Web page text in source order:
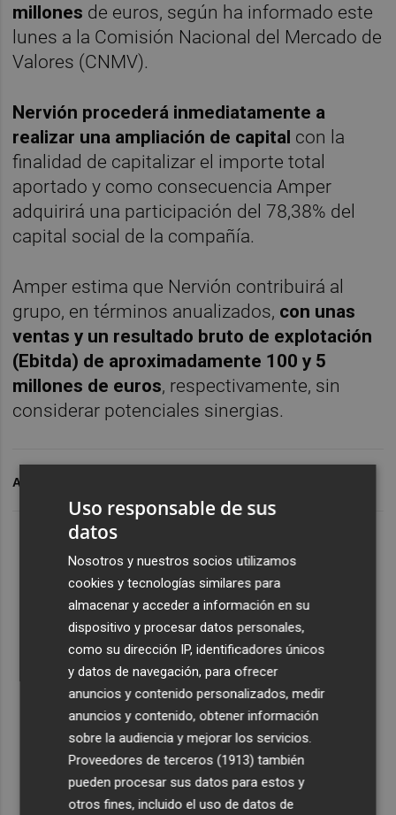
millones de euros, según ha informado este
lunes a la Comisión Nacional del Mercado de
Valores (CNMV).
Nervión procederá inmediatamente a
realizar una ampliación de capital con la
finalidad de capitalizar el importe total
aportado y como consecuencia Amper
adquirirá una participación del 78,38% del
capital social de la compañía.
Amper estima que Nervión contribuirá al
grupo, en términos anualizados, con unas
ventas y un resultado bruto de explotación
(Ebitda) de aproximadamente 100 y 5
millones de euros, respectivamente, sin
considerar potenciales sinergias.
ARCHIVADO EN
Uso responsable de sus
datos
Nosotros y nuestros socios utilizamos
cookies y tecnologías similares para
almacenar y acceder a información en su
dispositivo y procesar datos personales,
como su dirección IP, identificadores únicos
y datos de navegación, para ofrecer
anuncios y contenido personalizados, medir
anuncios y contenido, obtener información
sobre la audiencia y mejorar los servicios.
Proveedores de terceros (1913) también
pueden procesar sus datos para estos y
otros fines, incluido el uso de datos de